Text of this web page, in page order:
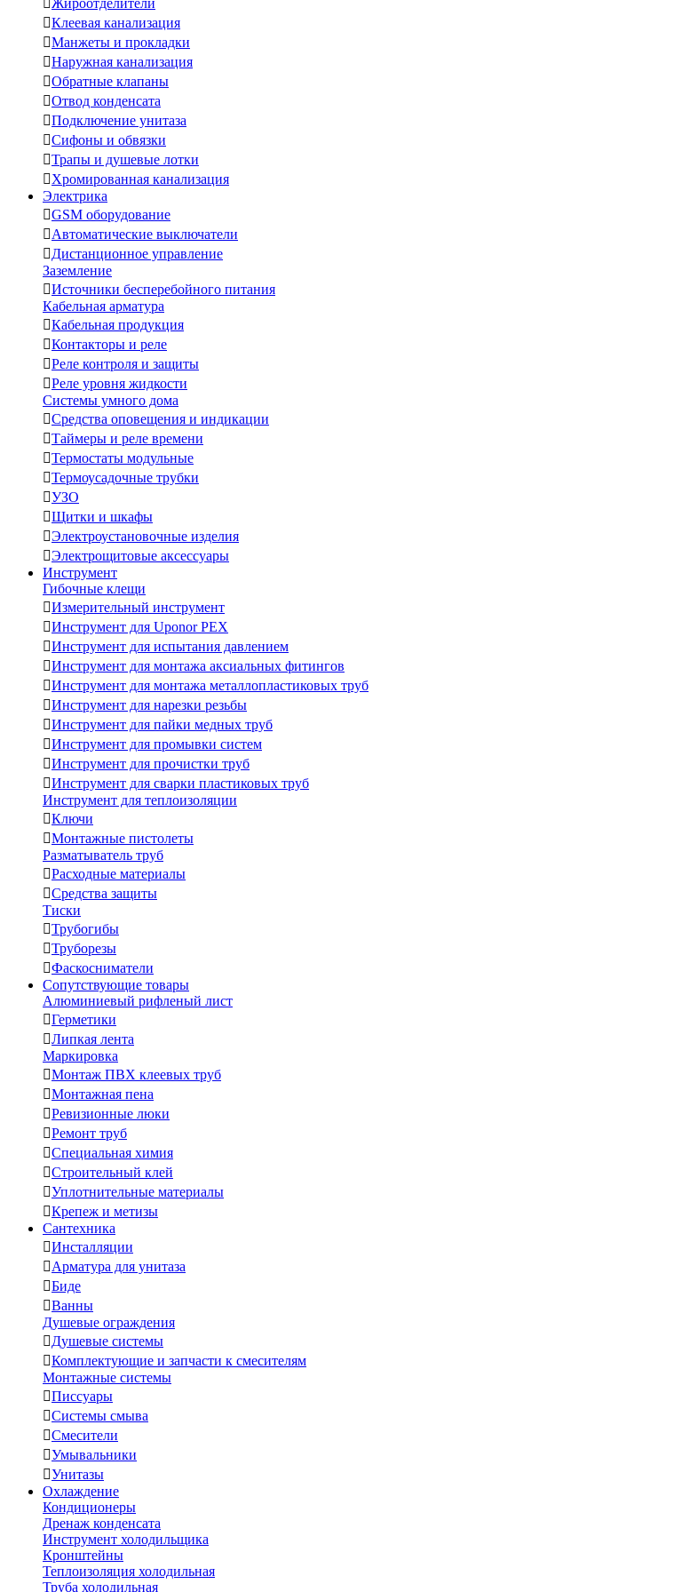
Жироотделители
Клеевая канализация
Манжеты и прокладки
Наружная канализация
Обратные клапаны
Отвод конденсата
Подключение унитаза
Сифоны и обвязки
Трапы и душевые лотки
Хромированная канализация
Электрика
GSM оборудование
Автоматические выключатели
Дистанционное управление
Заземление
Источники бесперебойного питания
Кабельная арматура
Кабельная продукция
Контакторы и реле
Реле контроля и защиты
Реле уровня жидкости
Системы умного дома
Средства оповещения и индикации
Таймеры и реле времени
Термостаты модульные
Термоусадочные трубки
УЗО
Щитки и шкафы
Электроустановочные изделия
Электрощитовые аксессуары
Инструмент
Гибочные клещи
Измерительный инструмент
Инструмент для Uponor PEX
Инструмент для испытания давлением
Инструмент для монтажа аксиальных фитингов
Инструмент для монтажа металлопластиковых труб
Инструмент для нарезки резьбы
Инструмент для пайки медных труб
Инструмент для промывки систем
Инструмент для прочистки труб
Инструмент для сварки пластиковых труб
Инструмент для теплоизоляции
Ключи
Монтажные пистолеты
Разматыватель труб
Расходные материалы
Средства защиты
Тиски
Трубогибы
Труборезы
Фаскосниматели
Сопутствующие товары
Алюминиевый рифленый лист
Герметики
Липкая лента
Маркировка
Монтаж ПВХ клеевых труб
Монтажная пена
Ревизионные люки
Ремонт труб
Специальная химия
Строительный клей
Уплотнительные материалы
Крепеж и метизы
Сантехника
Инсталляции
Арматура для унитаза
Биде
Ванны
Душевые ограждения
Душевые системы
Комплектующие и запчасти к смесителям
Монтажные системы
Писсуары
Системы смыва
Смесители
Умывальники
Унитазы
Охлаждение
Кондиционеры
Дренаж конденсата
Инструмент холодильщика
Кронштейны
Теплоизоляция холодильная
Труба холодильная